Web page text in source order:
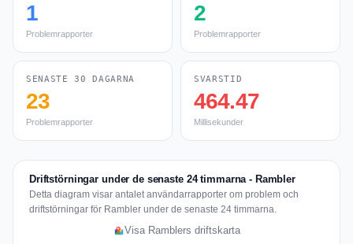
1
Problemrapporter
2
Problemrapporter
SENASTE 30 DAGARNA
23
Problemrapporter
SVARSTID
464.47
Millisekunder
Driftstörningar under de senaste 24 timmarna - Rambler
Detta diagram visar antalet användarrapporter om problem och
driftstörningar för Rambler under de senaste 24 timmarna.
Visa Ramblers driftskarta